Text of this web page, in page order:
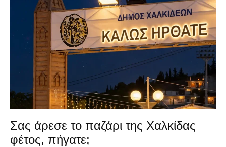
Σας άρεσε το παζάρι της Χαλκίδας
φέτος, πήγατε;